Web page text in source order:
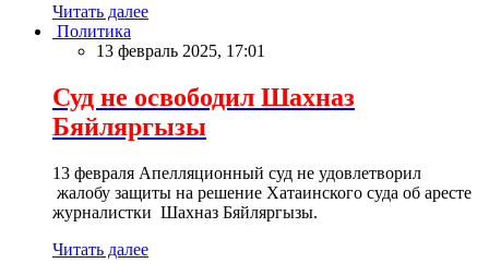
Читать далее
Политика
13 февраль 2025, 17:01
Суд не освободил Шахназ
Бяйляргызы
13 февраля Апелляционный суд не удовлетворил
жалобу защиты на решение Хатаинского суда об аресте
журналистки Шахназ Бяйляргызы.
Читать далее